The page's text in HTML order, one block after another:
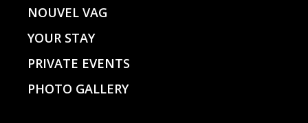
NOUVEL VAG
YOUR STAY
PRIVATE EVENTS
PHOTO GALLERY